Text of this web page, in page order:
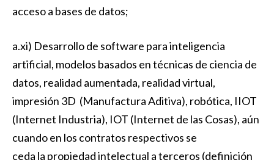
acceso a bases de datos;
a.xi) Desarrollo de software para inteligencia
artificial, modelos basados en técnicas de ciencia de
datos, realidad aumentada, realidad virtual,
impresión 3D (Manufactura Aditiva), robótica, IIOT
(Internet Industria), IOT (Internet de las Cosas), aún
cuando en los contratos respectivos se
ceda la propiedad intelectual a terceros (definición